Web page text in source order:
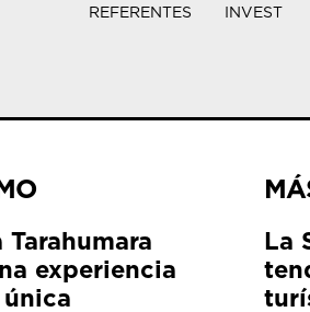
REFERENTES INVEST
Tarahumara
experiencia
La